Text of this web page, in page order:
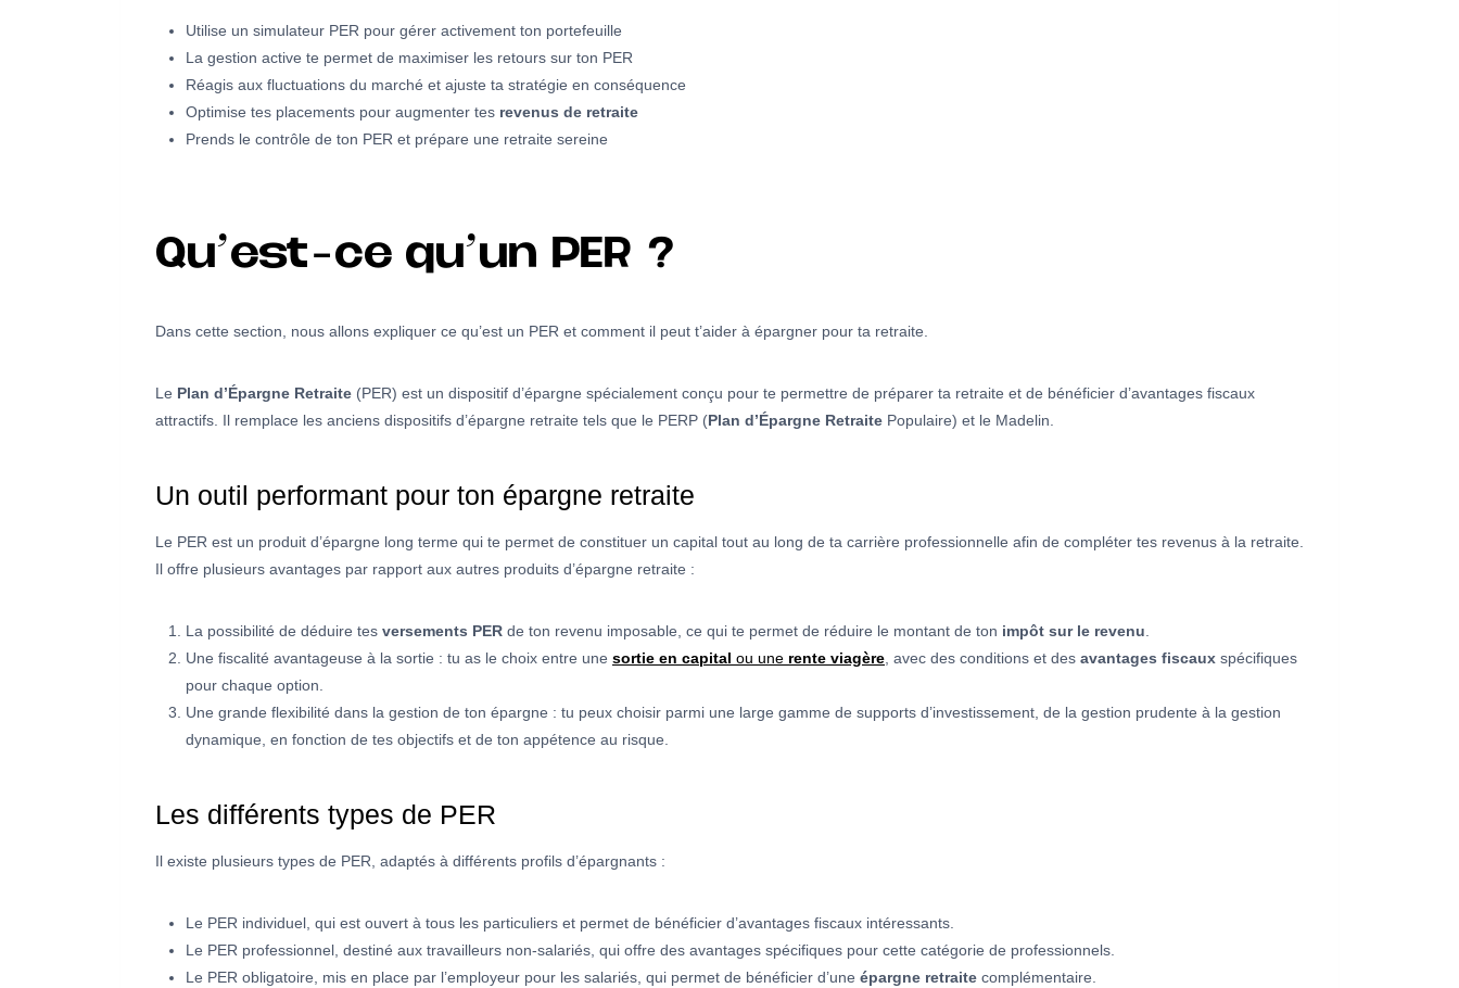
Utilise un simulateur PER pour gérer activement ton portefeuille
La gestion active te permet de maximiser les retours sur ton PER
Réagis aux fluctuations du marché et ajuste ta stratégie en conséquence
Optimise tes placements pour augmenter tes revenus de retraite
Prends le contrôle de ton PER et prépare une retraite sereine
Qu’est-ce qu’un PER ?
Dans cette section, nous allons expliquer ce qu’est un PER et comment il peut t’aider à épargner pour ta retraite.
Le Plan d’Épargne Retraite (PER) est un dispositif d’épargne spécialement conçu pour te permettre de préparer ta retraite et de bénéficier d’avantages fiscaux
attractifs. Il remplace les anciens dispositifs d’épargne retraite tels que le PERP (Plan d’Épargne Retraite Populaire) et le Madelin.
Un outil performant pour ton épargne retraite
Le PER est un produit d’épargne long terme qui te permet de constituer un capital tout au long de ta carrière professionnelle afin de compléter tes revenus à la retraite.
Il offre plusieurs avantages par rapport aux autres produits d’épargne retraite :
La possibilité de déduire tes versements PER de ton revenu imposable, ce qui te permet de réduire le montant de ton impôt sur le revenu
Une fiscalité avantageuse à la sortie : tu as le choix entre une sortie en capital ou une rente viagère , avec des conditions et des avantages fiscaux spécifiques
pour chaque option.
Une grande flexibilité dans la gestion de ton épargne : tu peux choisir parmi une large gamme de supports d’investissement, de la gestion prudente à la gestion
dynamique, en fonction de tes objectifs et de ton appétence au risque.
Les différents types de PER
Il existe plusieurs types de PER, adaptés à différents profils d’épargnants :
Le PER individuel, qui est ouvert à tous les particuliers et permet de bénéficier d’avantages fiscaux intéressants.
Le PER professionnel, destiné aux travailleurs non-salariés, qui offre des avantages spécifiques pour cette catégorie de professionnels.
Le PER obligatoire, mis en place par l’employeur pour les salariés, qui permet de bénéficier d’une épargne retraite complémentaire.